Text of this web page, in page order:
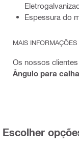
Espessura do
MAIS INFORMAÇÕES
Os nossos
Ângulo para calha
Escolher